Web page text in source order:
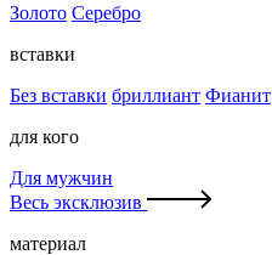
Золото Серебро
вставки
Без вставки бриллиант Фианит
для кого
Для мужчин
Весь эксклюзив
материал